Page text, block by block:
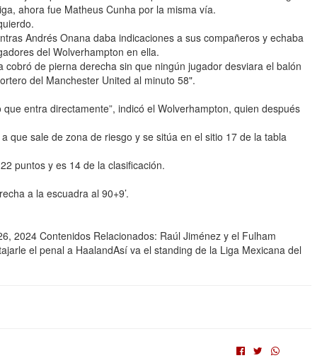
ahora fue Matheus Cunha por la misma vía.
Andrés Onana daba indicaciones a sus compañeros y echaba
del Wolverhampton en ella.
de pierna derecha sin que ningún jugador desviara el balón
del Manchester United al minuto 58".
entra directamente”, indicó el Wolverhampton, quien después
que sale de zona de riesgo y se sitúa en el sitio 17 de la tabla
puntos y es 14 de la clasificación.
a la escuadra al 90+9’.
2024 Contenidos Relacionados: Raúl Jiménez y el Fulham
el penal a HaalandAsí va el standing de la Liga Mexicana del